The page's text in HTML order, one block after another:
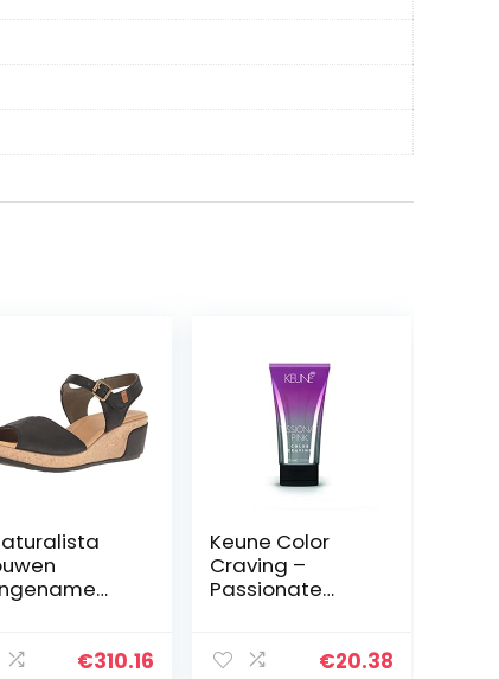
€310.16
Keune Color
Craving –
Passionate
€20.38